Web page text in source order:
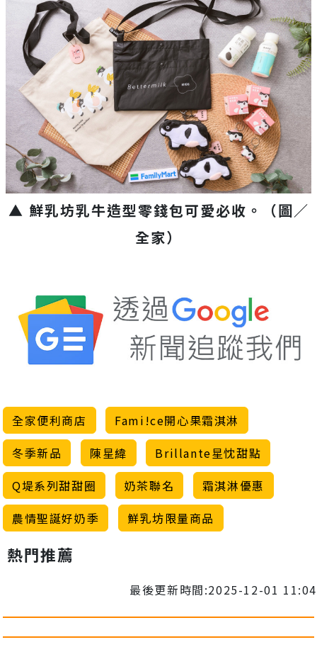
▲ 鮮乳坊乳牛造型零錢包可愛必收。（圖／
全家）
全家便利商店
Fami!ce開心果霜淇淋
冬季新品
陳星緯
Brillante星忱甜點
Q堤系列甜甜圈
奶茶聯名
霜淇淋優惠
農情聖誕好奶季
鮮乳坊限量商品
熱門推薦
最後更新時間:2025-12-01 11:04